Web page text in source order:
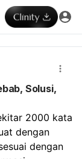
Solusi,
2000 kata
dengan
dengan